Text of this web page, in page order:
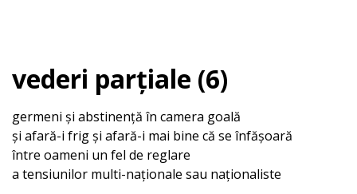
vederi parțiale (6)
germeni și abstinență în camera goală
și afară-i frig și afară-i mai bine că se înfășoară
între oameni un fel de reglare
a tensiunilor multi-naționale sau naționaliste